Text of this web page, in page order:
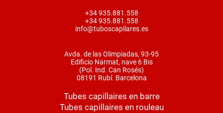
+34 935.881.558
+34 935.881.558
info@tuboscapilares.es
Avda. de las Olimpiadas, 93-95
Edificio Narmat, nave 6 Bis
(Pol. Ind. Can Rosés)
08191 Rubí. Barcelona
Tubes capillaires en barre
Tubes capillaires en rouleau